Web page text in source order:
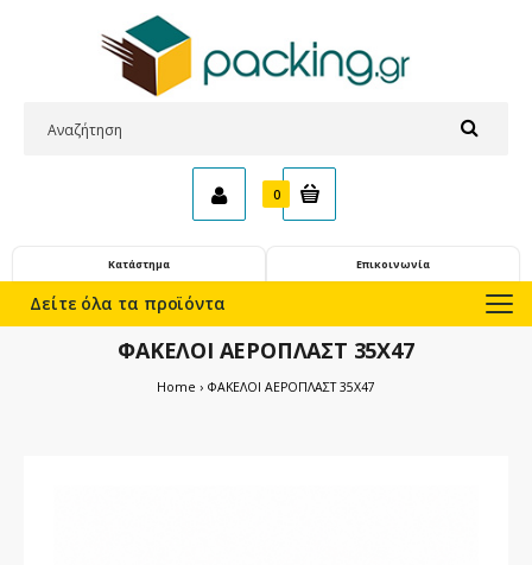
0
Κατάστημα Επικοινωνία
Δείτε όλα τα προϊόντα
ΦΑΚΕΛΟΙ ΑΕΡΟΠΛΑΣΤ 35Χ47
Home ΦΑΚΕΛΟΙ ΑΕΡΟΠΛΑΣΤ 35Χ47